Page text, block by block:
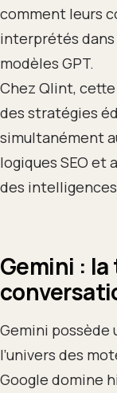
comment leurs
interprétés dans
modèles GPT.
Chez Qlint,
des stratégies
simultanément
logiques SEO et
des
Gemini :
Gemini
l’univers des
Google domine